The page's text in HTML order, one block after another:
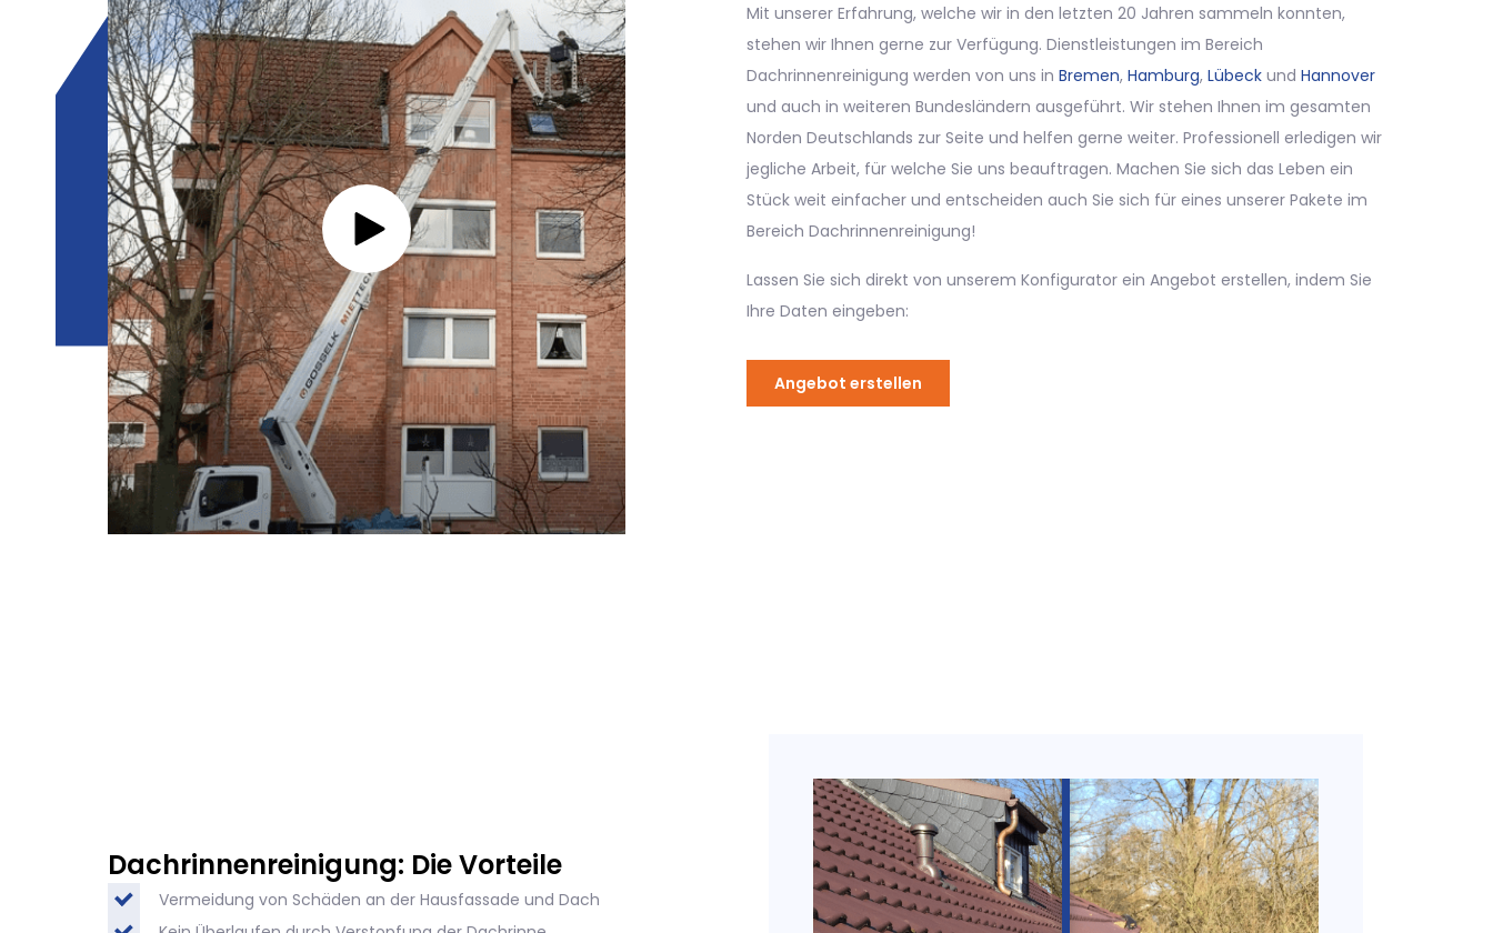
Mit unserer Erfahrung, welche wir in den letzten 20 Jahren sammeln konnten,
stehen wir Ihnen gerne zur Verfügung. Dienstleistungen im Bereich
Dachrinnenreinigung werden von uns in Bremen, Hamburg, Lübeck und Hannover
und auch in weiteren Bundesländern ausgeführt. Wir stehen Ihnen im gesamten
Norden Deutschlands zur Seite und helfen gerne weiter. Professionell erledigen wir
jegliche Arbeit, für welche Sie uns beauftragen. Machen Sie sich das Leben ein
Stück weit einfacher und entscheiden auch Sie sich für eines unserer Pakete im
Bereich Dachrinnenreinigung!
Lassen Sie sich direkt von unserem Konfigurator ein Angebot erstellen, indem Sie
Ihre Daten eingeben:
Angebot erstellen
Dachrinnenreinigung: Die Vorteile
Vermeidung von Schäden an der Hausfassade und Dach